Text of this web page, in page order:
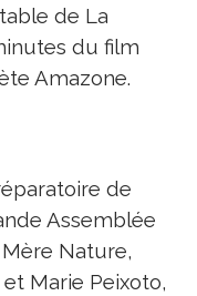
de La
du film
Amazone.
de
Assemblée
Mère Nature,
Marie Peixoto,